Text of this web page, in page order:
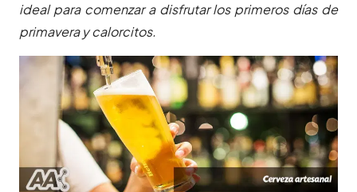
ideal para comenzar a disfrutar los primeros días de
primavera y calorcitos.